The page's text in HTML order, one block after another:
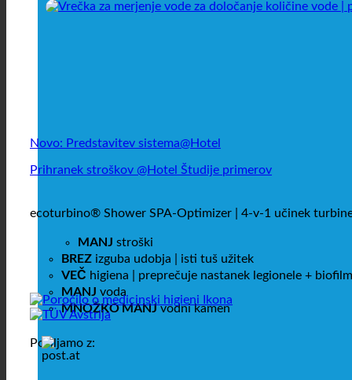
Novo: Predstavitev sistema@Hotel
Prihranek stroškov @Hotel Študije primerov
ecoturbino® Shower SPA-Optimizer | 4-v-1 učinek
MANJ stroški
BREZ izguba udobja | isti tuš užitek
VEČ higiena | preprečuje nastanek legionele +
MANJ voda
MNOŽKO MANJvodni kamen
Pošiljamo z: